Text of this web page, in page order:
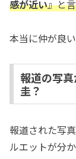
感が近い』と
本当に仲が良
報道の写
圭？
報道された写
ルエットが分